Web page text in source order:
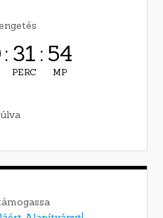
: 31
PERC
: 53
MP